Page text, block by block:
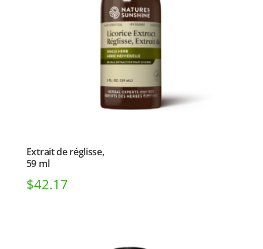
Extrait de réglisse,
59 ml
$42.17